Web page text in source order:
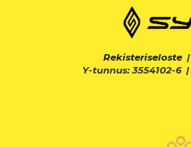
Rekisteriseloste |
Y-tunnus: 3554102-6 |